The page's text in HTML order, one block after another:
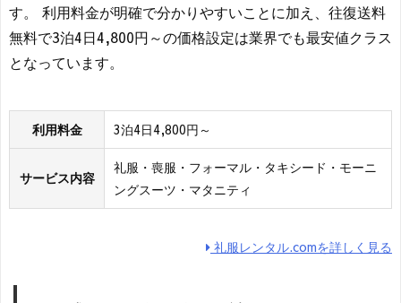
す。 利用料金が明確で分かりやすいことに加え、往復送料
無料で3泊4日4,800円～の価格設定は業界でも最安値クラス
となっています。
利用料金 3泊4日4,800円～
サービス内容
礼服・喪服・フォーマル・タキシード・モーニ
ングスーツ・マタニティ
礼服レンタル.comを詳しく見る